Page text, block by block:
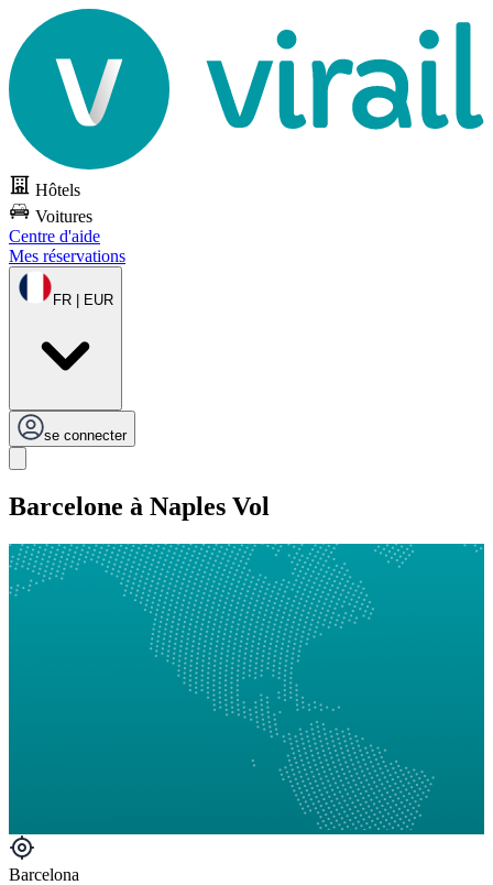
Hôtels
Voitures
Centre d'aide
Mes réservations
FR | EUR
se connecter
Barcelone à Naples Vol
Barcelona